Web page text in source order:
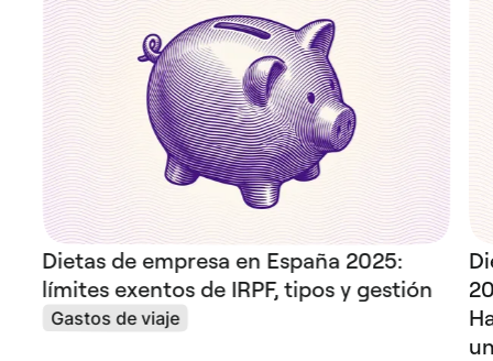
Dietas de empresa en España 2025:
límites exentos de IRPF, tipos y gestión
Gastos de viaje